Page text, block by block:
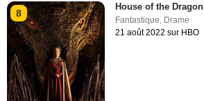
8
House of the Dragon
Fantastique, Drame
21 août 2022 sur HBO